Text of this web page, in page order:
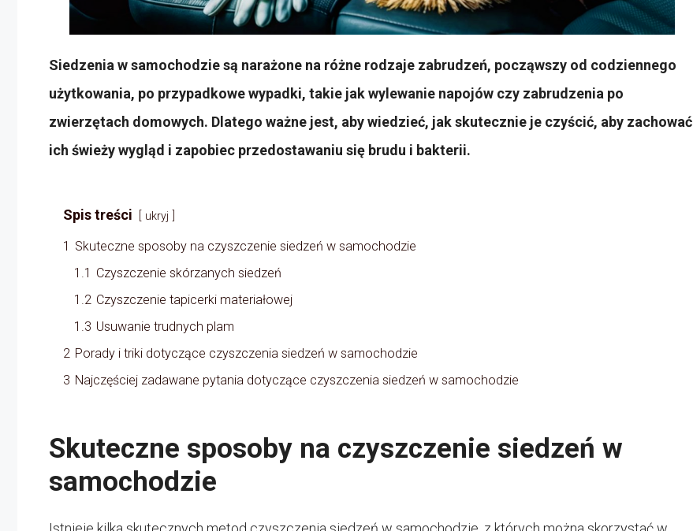
Siedzenia w samochodzie są narażone na różne rodzaje zabrudzeń, począwszy od codziennego
użytkowania, po przypadkowe wypadki, takie jak wylewanie napojów czy zabrudzenia po
zwierzętach domowych. Dlatego ważne jest, aby wiedzieć, jak skutecznie je czyścić, aby zachować
ich świeży wygląd i zapobiec przedostawaniu się brudu i bakterii.
Spis treści ukryj
1 Skuteczne sposoby na czyszczenie siedzeń w samochodzie
1.1 Czyszczenie skórzanych siedzeń
1.2 Czyszczenie tapicerki materiałowej
1.3 Usuwanie trudnych plam
2 Porady i triki dotyczące czyszczenia siedzeń w samochodzie
3 Najczęściej zadawane pytania dotyczące czyszczenia siedzeń w samochodzie
Skuteczne sposoby na czyszczenie siedzeń w
samochodzie